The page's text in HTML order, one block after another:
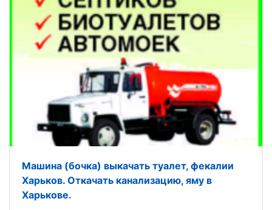
Машина (бочка) выкачать туалет, фекалии
Харьков. Откачать канализацию, яму в
Харькове.